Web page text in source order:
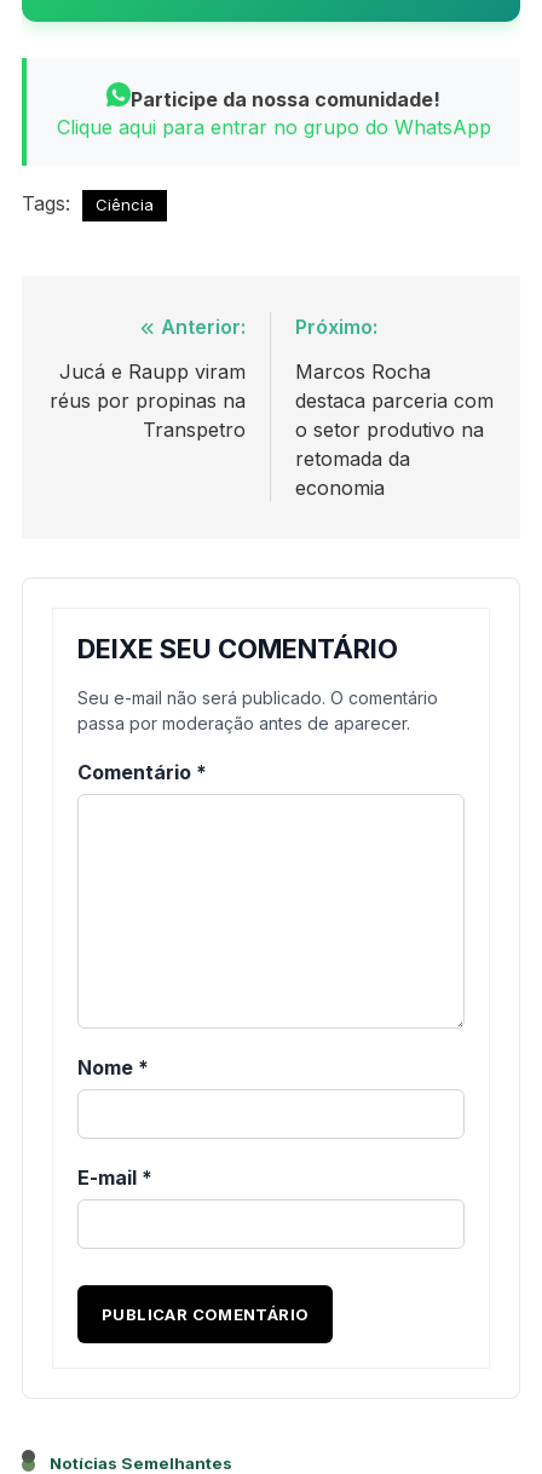
Participe da nossa comunidade!
Clique aqui para entrar no grupo do WhatsApp
Tags: Ciência
Navegação
de
Post
Anterior:
Jucá e Raupp viram
réus por propinas na
Transpetro
Próximo:
Marcos Rocha
destaca parceria com
o setor produtivo na
retomada da
economia
DEIXE SEU COMENTÁRIO
Seu e-mail não será publicado. O comentário
passa por moderação antes de aparecer.
Comentário *
Nome *
E-mail *
Notícias Semelhantes